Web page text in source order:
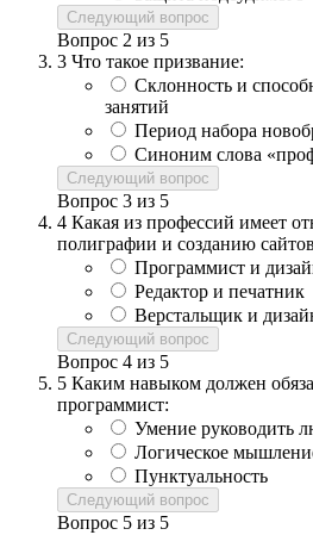
Следующий вопрос
Вопрос 2 из 5
3 Что такое призвание:
Склонность и
занятий
Период набора
Синоним слова
Следующий вопрос
Вопрос 3 из 5
4 Какая из профессий имеет
полиграфии и созданию
Программист и
Редактор и печатник
Верстальщик и
Следующий вопрос
Вопрос 4 из 5
5 Каким навыком должен
программист:
Умение руководить
Логическое
Пунктуальность
Следующий вопрос
Вопрос 5 из 5